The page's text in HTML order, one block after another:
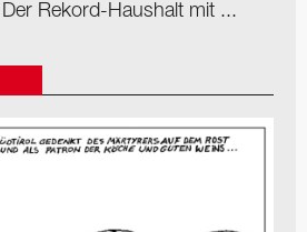
Rekord-Haushalt mit ...